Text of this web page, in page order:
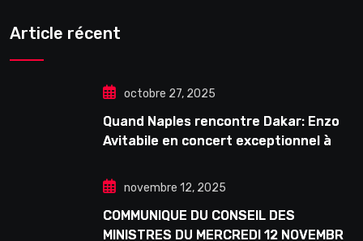
Article récent
octobre 27, 2025
Quand Naples rencontre Dakar: Enzo
Avitabile en concert exceptionnel à
novembre 12, 2025
COMMUNIQUE DU CONSEIL DES
MINISTRES DU MERCREDI 12 NOVEMBRE